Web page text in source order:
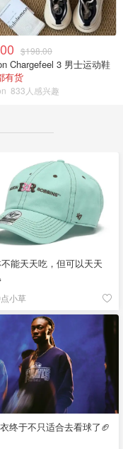
$198.00
Chargefeel 3 男士运动鞋
有货
833人感兴趣
能天天吃，但可以天天
小草
终于不只适合去看球了🏈